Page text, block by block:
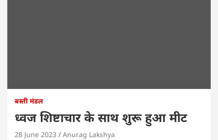
बस्ती मंडल
ध्वज शिष्टाचार के साथ शुरू हुआ मीट
28 June 2023 Anurag Lakshya